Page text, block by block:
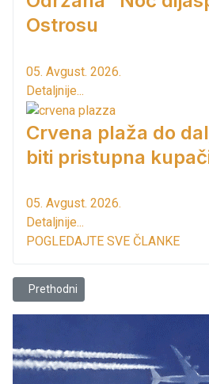
Ostrosu
05. Avgust. 2026.
Detaljnije...
Crvena plaža do
biti pristupna
05. Avgust. 2026.
Detaljnije...
POGLEDAJTE SVE ČLANKE
Prethodni članak: Radno na malom trgu
Prethodni